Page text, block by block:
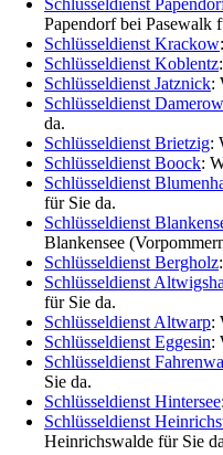
Papendorf bei Pasewalk
Schlüsseldienst Krackow
Schlüsseldienst Koblentz
Schlüsseldienst Jatznick:
Schlüsseldienst Damerow
da.
Schlüsseldienst Brietzig:
Schlüsseldienst Boock:
Schlüsseldienst
für Sie da.
Schlüsseldienst
Blankensee
Schlüsseldienst Bergholz
Schlüsseldienst
für Sie da.
Schlüsseldienst Altwarp:
Schlüsseldienst Eggesin:
Schlüsseldienst
Sie da.
Schlüsseldienst Hintersee
Schlüsseldienst
Heinrichswalde für Sie